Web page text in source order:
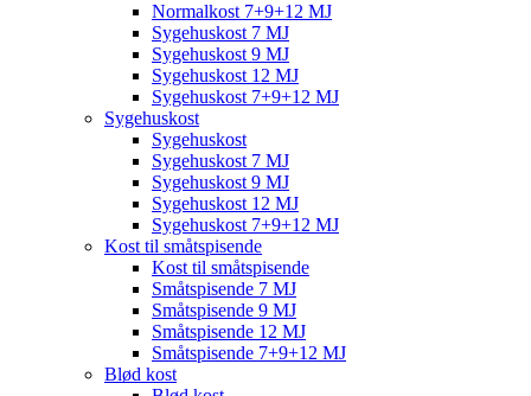
Normalkost 7+9+12 MJ
Sygehuskost 7 MJ
Sygehuskost 9 MJ
Sygehuskost 12 MJ
Sygehuskost 7+9+12 MJ
Sygehuskost
Sygehuskost
Sygehuskost 7 MJ
Sygehuskost 9 MJ
Sygehuskost 12 MJ
Sygehuskost 7+9+12 MJ
Kost til småtspisende
Kost til småtspisende
Småtspisende 7 MJ
Småtspisende 9 MJ
Småtspisende 12 MJ
Småtspisende 7+9+12 MJ
Blød kost